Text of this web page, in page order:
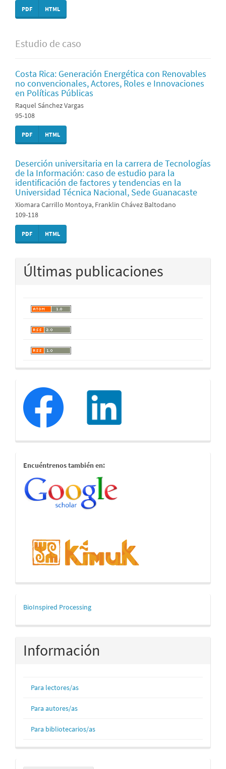
PDF HTML
Estudio de caso
Costa Rica: Generación Energética con Renovables
no convencionales, Actores, Roles e Innovaciones
en Políticas Públicas
Raquel Sánchez Vargas
95-108
PDF HTML
Deserción universitaria en la carrera de Tecnologías
de la Información: caso de estudio para la
identificación de factores y tendencias en la
Universidad Técnica Nacional, Sede Guanacaste
Xiomara Carrillo Montoya, Franklin Chávez Baltodano
109-118
PDF HTML
Últimas publicaciones
redessociales
estamostambien
Encuéntrenos también en:
mascerca
BioInspired Processing
Información
Para lectores/as
Para autores/as
Para bibliotecarios/as